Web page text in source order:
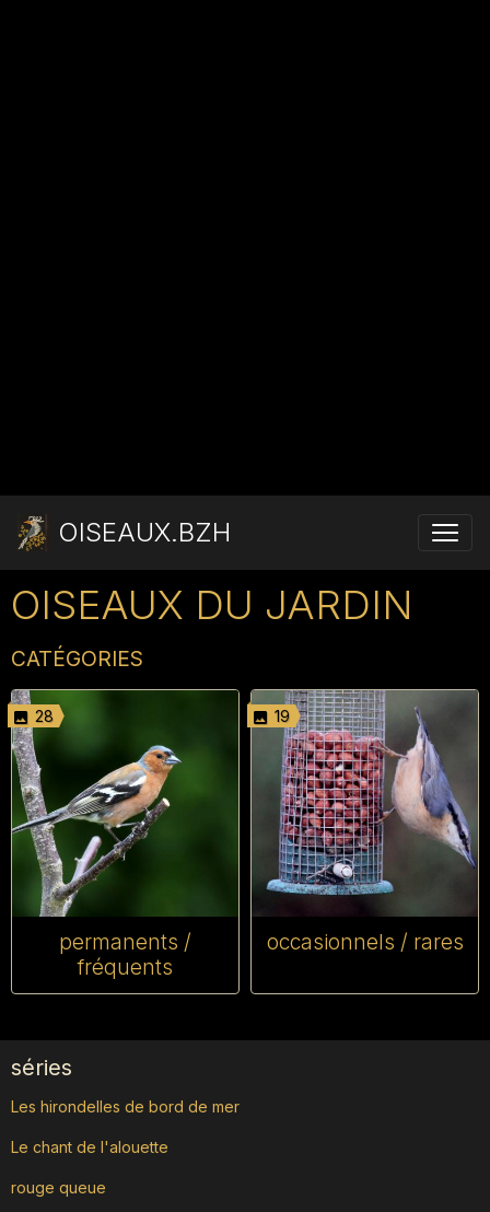
OISEAUX.BZH
OISEAUX DU JARDIN
CATÉGORIES
28
permanents /
fréquents
19
occasionnels / rares
séries
Les hirondelles de bord de mer
Le chant de l'alouette
rouge queue